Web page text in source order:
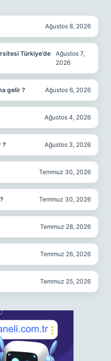
Ağustos 8, 2026
Türkiye’de
Ağustos 7,
2026
gelir ? Ağustos 6, 2026
Ağustos 4, 2026
? Ağustos 3, 2026
Temmuz 30, 2026
Temmuz 30, 2026
Temmuz 28, 2026
Temmuz 26, 2026
Temmuz 25, 2026